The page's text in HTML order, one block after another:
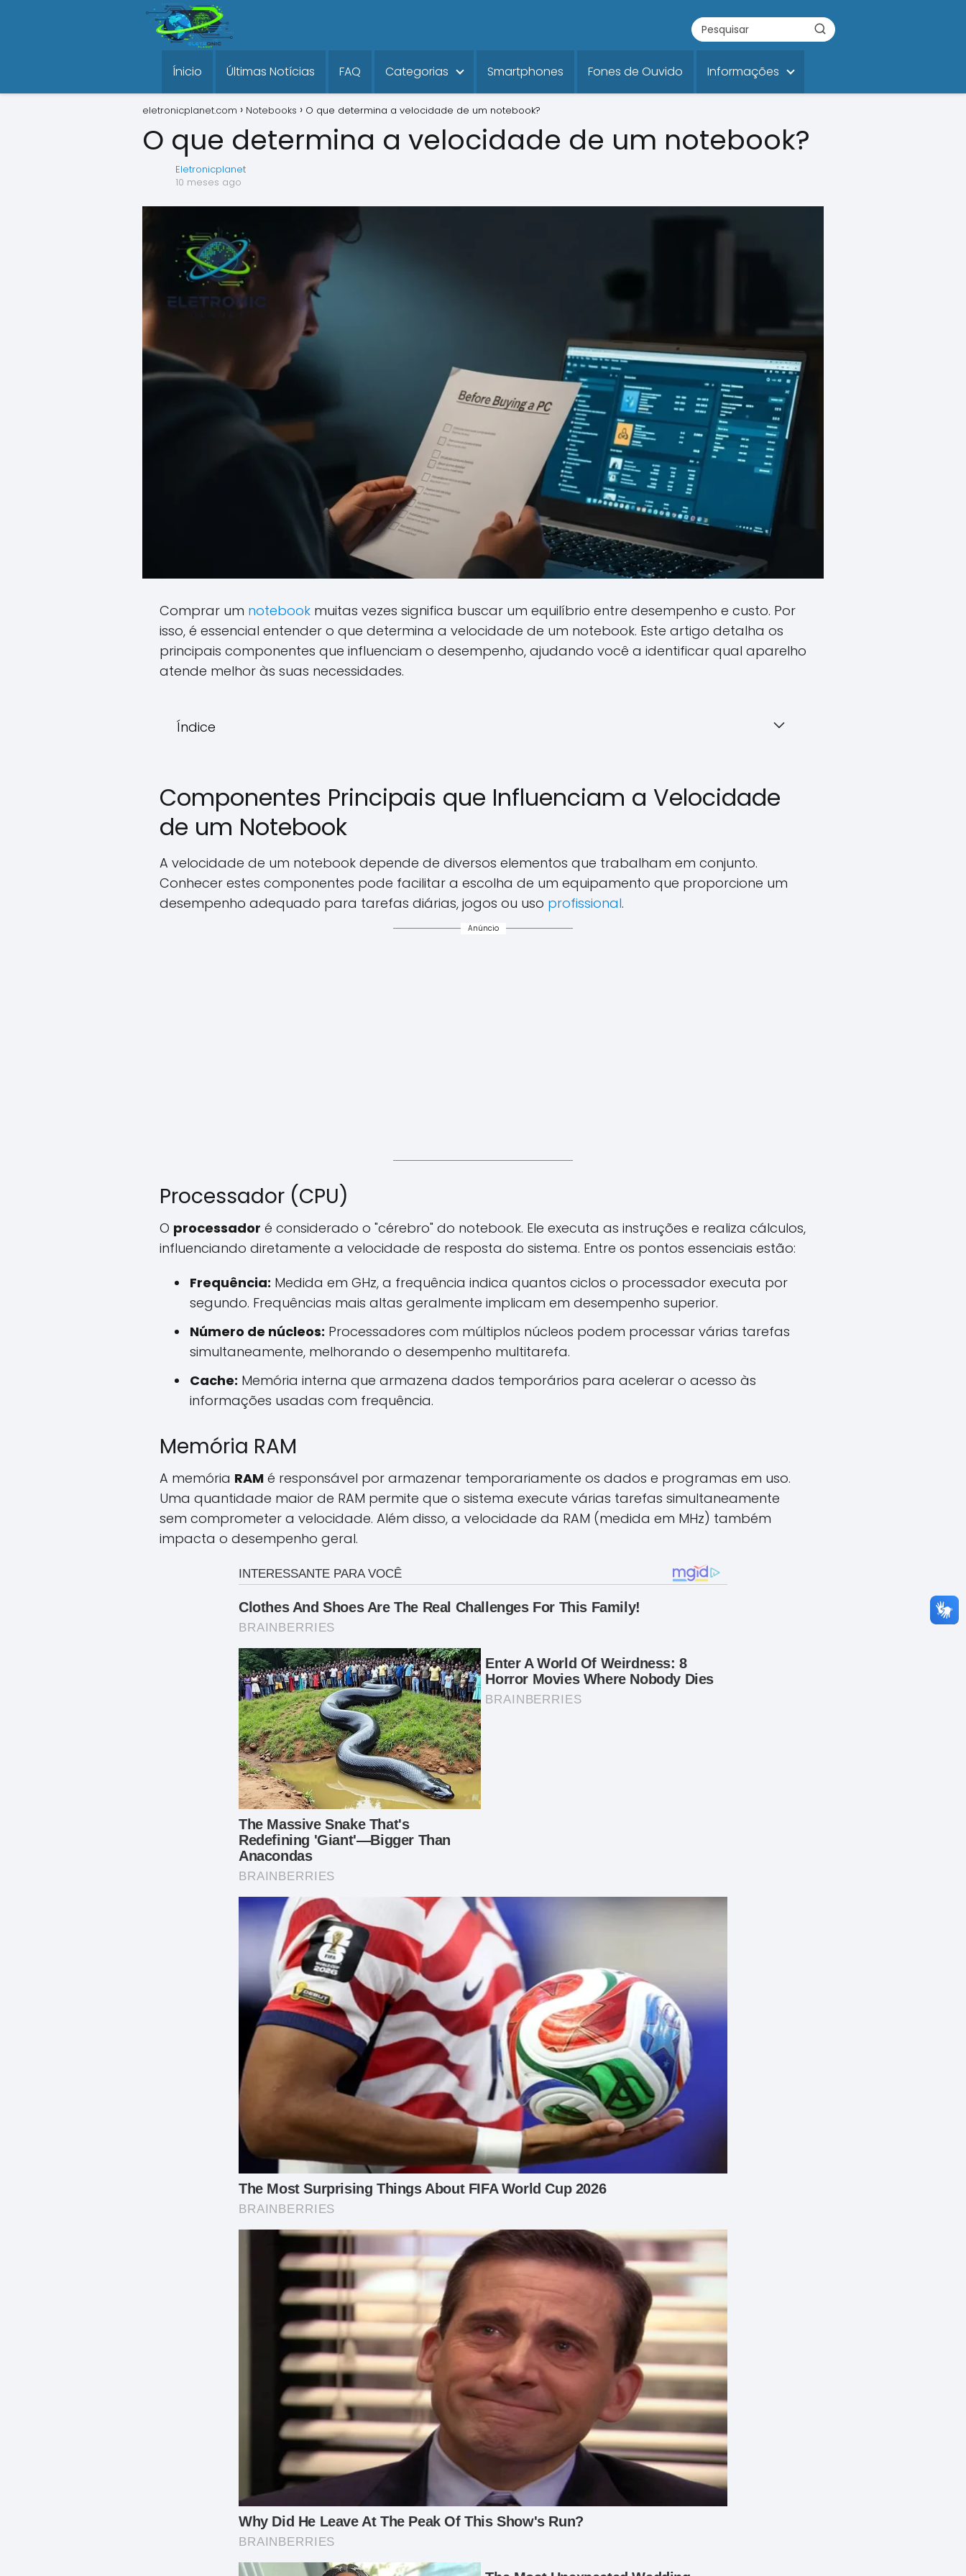
Ínicio Últimas Notícias FAQ Categorias Smartphones Fones de Ouvido Informações
eletronicplanet.com Notebooks O que determina a velocidade de um notebook?
O que determina a velocidade de um notebook?
Eletronicplanet
10 meses ago
Comprar um notebook muitas vezes significa buscar um equilíbrio entre desempenho e custo. Por
isso, é essencial entender o que determina a velocidade de um notebook. Este artigo detalha os
principais componentes que influenciam o desempenho, ajudando você a identificar qual aparelho
atende melhor às suas necessidades.
Índice
Componentes Principais que Influenciam a Velocidade
de um Notebook
A velocidade de um notebook depende de diversos elementos que trabalham em conjunto.
Conhecer estes componentes pode facilitar a escolha de um equipamento que proporcione um
desempenho adequado para tarefas diárias, jogos ou uso profissional.
Anúncio
Processador (CPU)
O processador é considerado o "cérebro" do notebook. Ele executa as instruções e realiza cálculos,
influenciando diretamente a velocidade de resposta do sistema. Entre os pontos essenciais estão:
Frequência: Medida em GHz, a frequência indica quantos ciclos o processador executa por
segundo. Frequências mais altas geralmente implicam em desempenho superior.
Número de núcleos: Processadores com múltiplos núcleos podem processar várias tarefas
simultaneamente, melhorando o desempenho multitarefa.
Cache: Memória interna que armazena dados temporários para acelerar o acesso às
informações usadas com frequência.
Memória RAM
A memória RAM é responsável por armazenar temporariamente os dados e programas em uso.
Uma quantidade maior de RAM permite que o sistema execute várias tarefas simultaneamente
sem comprometer a velocidade. Além disso, a velocidade da RAM (medida em MHz) também
impacta o desempenho geral.